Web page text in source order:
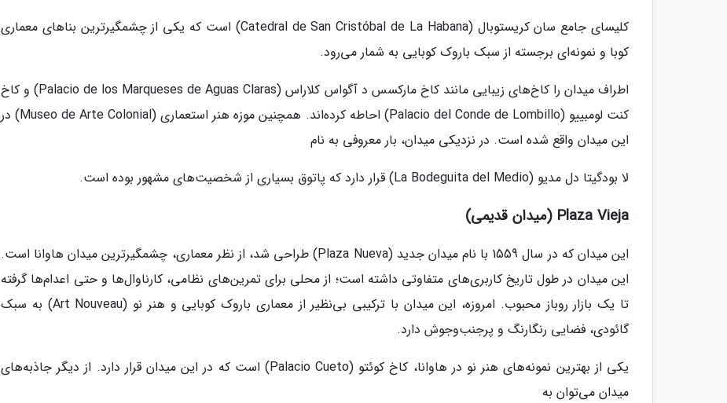
کلیسای جامع سان کریستوبال (Catedral de San Cristóbal de La Habana) است که یکی از چشمگیرترین بناهای معماری
کوبا و نمونه‌ای برجسته از سبک باروک کوبایی به شمار می‌رود.
اطراف میدان را کاخ‌های زیبایی مانند کاخ مارکسس د آگواس کلاراس (Palacio de los Marqueses de Aguas Claras) و کاخ
کنت لومبییو (Palacio del Conde de Lombillo) احاطه کرده‌اند. همچنین موزه هنر استعماری (Museo de Arte Colonial) در
این میدان واقع شده است. در نزدیکی میدان، بار معروفی به نام
لا بودگیتا دل مدیو (La Bodeguita del Medio) قرار دارد که پاتوق بسیاری از شخصیت‌های مشهور بوده است.
Plaza Vieja (میدان قدیمی)
این میدان که در سال 1559 با نام میدان جدید (Plaza Nueva) طراحی شد، از نظر معماری، چشمگیرترین میدان هاوانا است.
این میدان در طول تاریخ کاربری‌های متفاوتی داشته است؛ از محلی برای تمرین‌های نظامی، کارناوال‌ها و حتی اعدام‌ها گرفته
تا یک بازار روباز محبوب. امروزه، این میدان با ترکیبی بی‌نظیر از معماری باروک کوبایی و هنر نو (Art Nouveau) به سبک
گائودی، فضایی رنگارنگ و پرجنب‌وجوش دارد.
یکی از بهترین نمونه‌های هنر نو در هاوانا، کاخ کوئتو (Palacio Cueto) است که در این میدان قرار دارد. از دیگر جاذبه‌های
میدان می‌توان به